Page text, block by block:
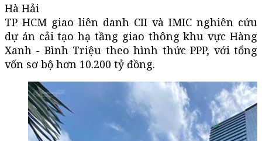
Hà Hải
TP HCM giao liên danh CII và IMIC nghiên cứu
dự án cải tạo hạ tầng giao thông khu vực Hàng
Xanh - Bình Triệu theo hình thức PPP, với tổng
vốn sơ bộ hơn 10.200 tỷ đồng.